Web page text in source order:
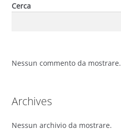
Cerca
Nessun commento da mostrare.
Archives
Nessun archivio da mostrare.